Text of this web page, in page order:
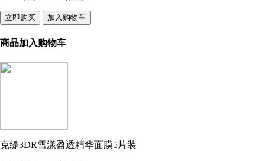
立即购买 加入购物车
商品加入购物车
克缇3DR雪漾盈透精华面膜5片装